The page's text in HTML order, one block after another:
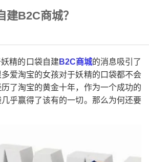
建B2C商城？
精的口袋自建B2C商城的消息吸引了
爱淘宝的女孩对于妖精的口袋都不会
了淘宝的黄金十年，作为一个成功的
乎赢得了该有的一切。那么为何还要